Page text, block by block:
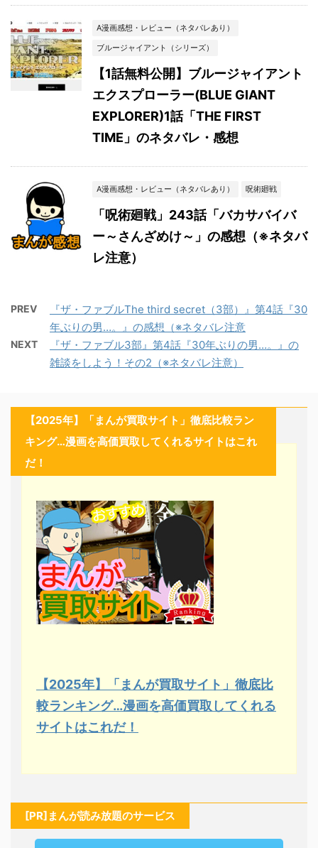
A漫画感想・レビュー（ネタバレあり）
ブルージャイアント（シリーズ）
【1話無料公開】ブルージャイアント
エクスプローラー(BLUE GIANT
EXPLORER)1話「THE FIRST
TIME」のネタバレ・感想
A漫画感想・レビュー（ネタバレあり） 呪術廻戦
「呪術廻戦」243話「バカサバイバ
ー～さんざめけ～」の感想（※ネタバ
レ注意）
PREV
『ザ・ファブルThe third secret（3部）』第4話『30
年ぶりの男…。』の感想（※ネタバレ注意
NEXT
『ザ・ファブル3部』第4話『30年ぶりの男…。』の
雑談をしよう！その2（※ネタバレ注意）
【2025年】「まんが買取サイト」徹底比較ラン
キング…漫画を高価買取してくれるサイトはこれ
だ！
【2025年】「まんが買取サイト」徹底比
較ランキング…漫画を高価買取してくれる
サイトはこれだ！
[PR]まんが読み放題のサービス